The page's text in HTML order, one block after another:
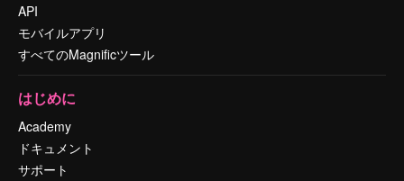
API
モバイルアプリ
すべてのMagnificツール
はじめに
Academy
ドキュメント
サポート